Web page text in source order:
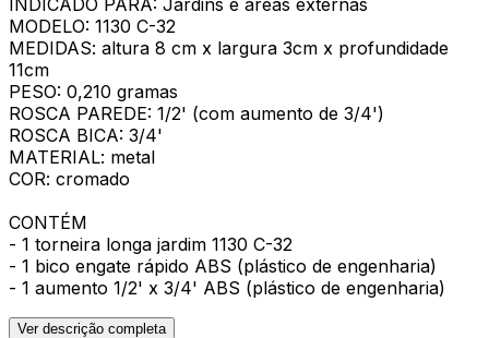
MODELO: 1130 C-32
MEDIDAS: altura 8 cm x largura 3cm x profundidade
11cm
PESO: 0,210 gramas
ROSCA PAREDE: 1/2' (com aumento de 3/4')
ROSCA BICA: 3/4'
MATERIAL: metal
COR: cromado
CONTÉM
- 1 torneira longa jardim 1130 C-32
- 1 bico engate rápido ABS (plástico de engenharia)
- 1 aumento 1/2' x 3/4' ABS (plástico de engenharia)
Ver descrição completa